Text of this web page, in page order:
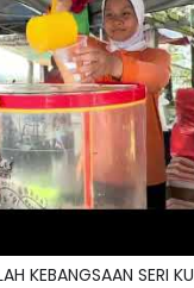
KEBANGSAAN SERI